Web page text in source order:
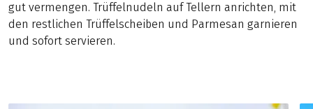
gut vermengen. Trüffelnudeln auf Tellern anrichten, mit
den restlichen Trüffelscheiben und Parmesan garnieren
und sofort servieren.